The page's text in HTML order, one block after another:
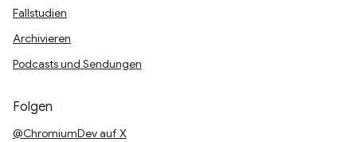
Fallstudien
Archivieren
Podcasts und Sendungen
Folgen
@ChromiumDev auf X